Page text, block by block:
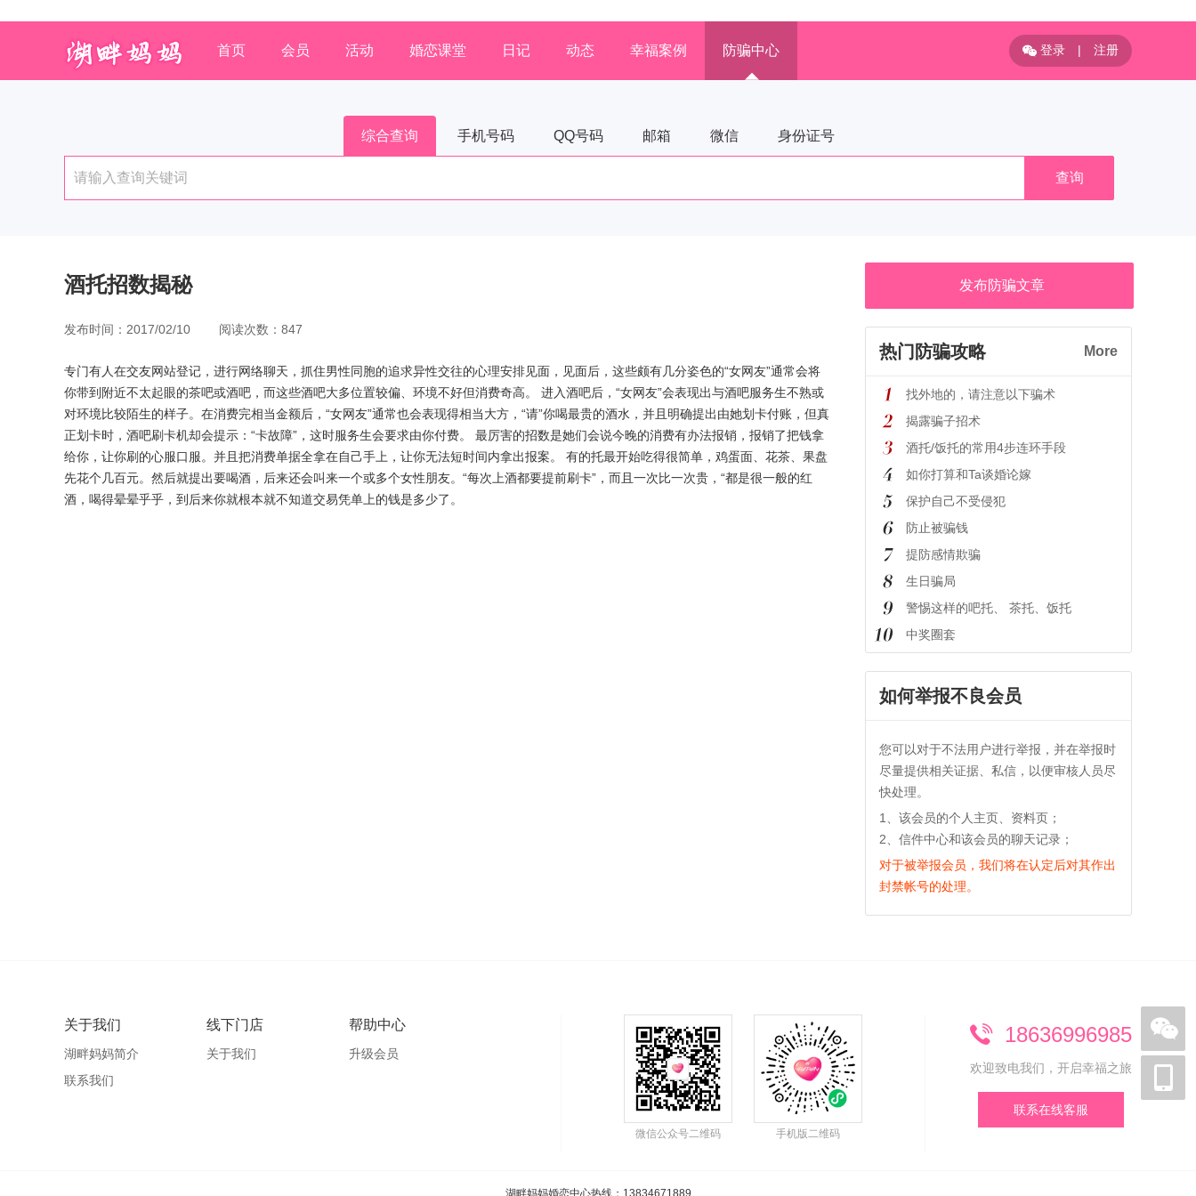
首页 会员 活动 婚恋课堂 日记 动态 幸福案例 防骗中心 登录 | 注册
综合查询 手机号码 QQ号码 邮箱 微信 身份证号
查询
酒托招数揭秘
发布时间：2017/02/10 阅读次数：847
专门有人在交友网站登记，进行网络聊天，抓住男性同胞的追求异性交往的心理安排见面，见面后，这些颇有几分姿色的“女网友”通常会将
你带到附近不太起眼的茶吧或酒吧，而这些酒吧大多位置较偏、环境不好但消费奇高。 进入酒吧后，“女网友”会表现出与酒吧服务生不熟或
对环境比较陌生的样子。在消费完相当金额后，“女网友”通常也会表现得相当大方，“请”你喝最贵的酒水，并且明确提出由她划卡付账，但真
正划卡时，酒吧刷卡机却会提示：“卡故障”，这时服务生会要求由你付费。 最厉害的招数是她们会说今晚的消费有办法报销，报销了把钱拿
给你，让你刷的心服口服。并且把消费单据全拿在自己手上，让你无法短时间内拿出报案。 有的托最开始吃得很简单，鸡蛋面、花茶、果盘
先花个几百元。然后就提出要喝酒，后来还会叫来一个或多个女性朋友。“每次上酒都要提前刷卡”，而且一次比一次贵，“都是很一般的红
酒，喝得晕晕乎乎，到后来你就根本就不知道交易凭单上的钱是多少了。
发布防骗文章
热门防骗攻略 More
找外地的，请注意以下骗术
揭露骗子招术
酒托/饭托的常用4步连环手段
如你打算和Ta谈婚论嫁
保护自己不受侵犯
防止被骗钱
提防感情欺骗
生日骗局
警惕这样的吧托、 茶托、饭托
中奖圈套
如何举报不良会员
您可以对于不法用户进行举报，并在举报时
尽量提供相关证据、私信，以便审核人员尽
快处理。
1、该会员的个人主页、资料页；
2、信件中心和该会员的聊天记录；
对于被举报会员，我们将在认定后对其作出
封禁帐号的处理。
关于我们
湖畔妈妈简介
联系我们
线下门店
关于我们
帮助中心
升级会员
18636996985
欢迎致电我们，开启幸福之旅
联系在线客服
微信公众号二维码 手机版二维码
湖畔妈妈婚恋中心热线：13834671889